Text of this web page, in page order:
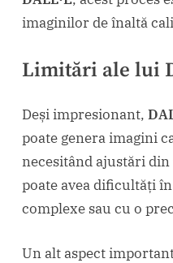
imaginilor de înaltă
Limitări ale lui
Deși impresionant,
poate genera imagini
necesitând ajustări
poate avea dificultăți
complexe sau cu o
Un alt aspect